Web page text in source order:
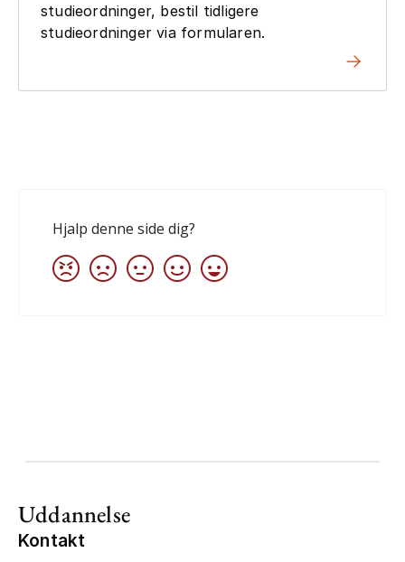
studieordninger, bestil tidligere
studieordninger via formularen.
Uddannelse
Kontakt